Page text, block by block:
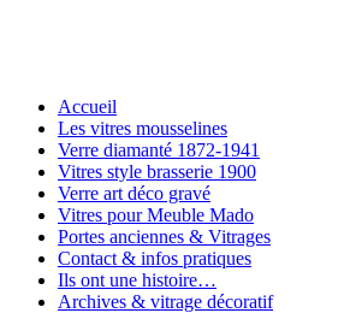
Accueil
Les vitres mousselines
Verre diamanté 1872-1941
Vitres style brasserie 1900
Verre art déco gravé
Vitres pour Meuble Mado
Portes anciennes & Vitrages
Contact & infos pratiques
Ils ont une histoire…
Archives & vitrage décoratif